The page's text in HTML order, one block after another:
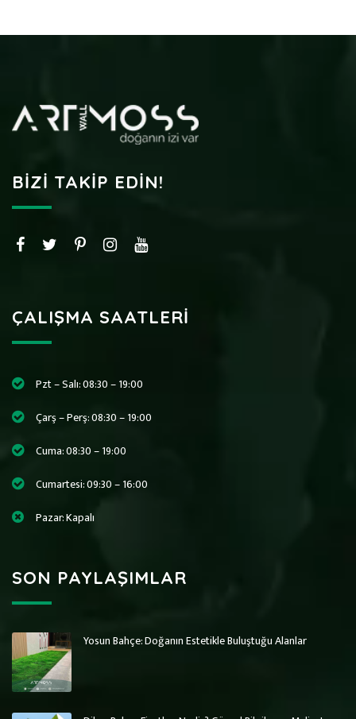
BIZI TAKIP EDIN!
ÇALIŞMA SAATLERI
Pzt – Salı: 08:30 – 19:00
Çarş – Perş: 08:30 – 19:00
Cuma: 08:30 – 19:00
Cumartesi: 09:30 – 16:00
Pazar: Kapalı
SON PAYLAŞIMLAR
Yosun Bahçe: Doğanın Estetikle Buluştuğu Alanlar
Art Wall Moss
Art Wall Moss